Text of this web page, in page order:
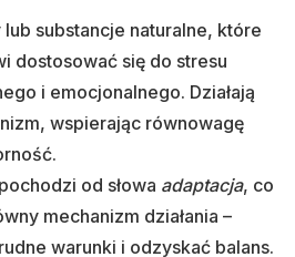
substancje naturalne, które
dostosować się do stresu
i emocjonalnego. Działają
wspierając równowagę
od słowa adaptacja, co
mechanizm działania –
warunki i odzyskać balans.